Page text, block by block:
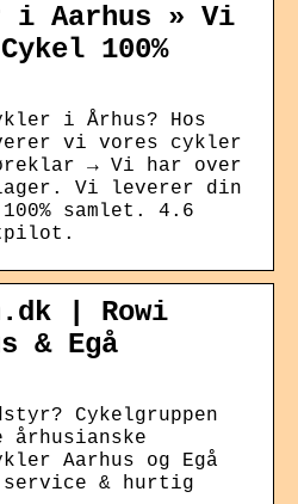
i Aarhus » Vi
100%
i Århus? Hos
vi vores cykler
→ Vi har over
Vi leverer din
samlet. 4.6
| Rowi
& Egå
Cykelgruppen
århusianske
Aarhus og Egå
service & hurtig